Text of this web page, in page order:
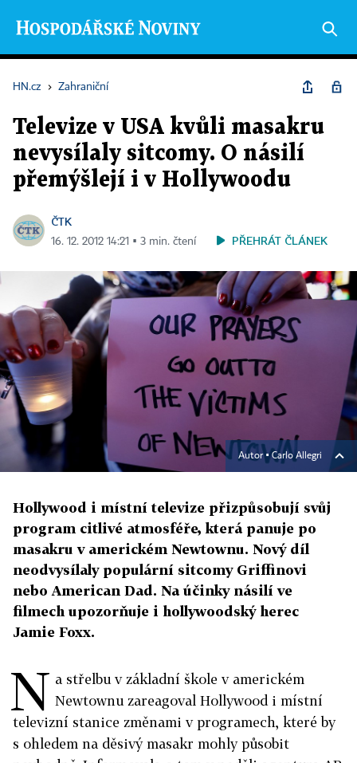
HN.cz › Zahraniční
Televize v USA kvůli masakru
nevysílaly sitcomy. O násilí
přemýšlejí i v Hollywoodu
ČTK
16. 12. 2012 14:21 ▪ 3 min. čtení PŘEHRÁT ČLÁNEK
Autor ▪Carlo Allegri
Hollywood i místní televize přizpůsobují svůj
program citlivé atmosféře, která panuje po
masakru v americkém Newtownu. Nový díl
neodvysílaly populární sitcomy Griffinovi
nebo American Dad. Na účinky násilí ve
filmech upozorňuje i hollywoodský herec
Jamie Foxx.
N a střelbu v základní škole v americkém
Newtownu zareagoval Hollywood i místní
televizní stanice změnami v programech, které by
s ohledem na děsivý masakr mohly působit